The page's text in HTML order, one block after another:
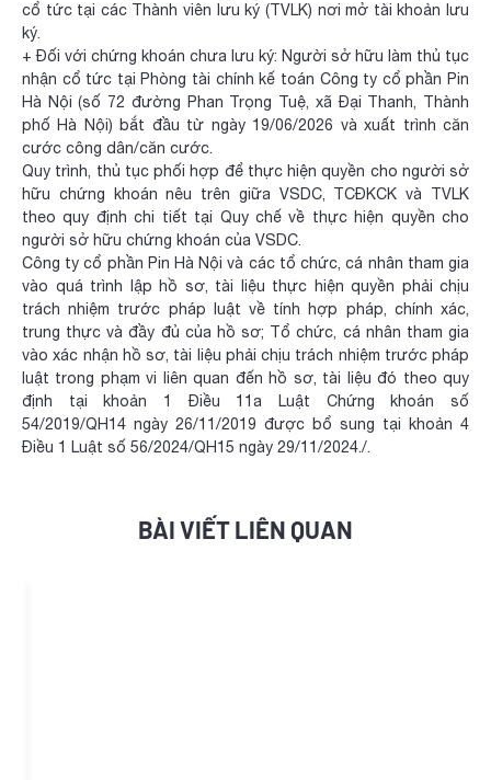
cổ tức tại các Thành viên lưu ký (TVLK) nơi mở tài khoản lưu
ký.
+ Đối với chứng khoán chưa lưu ký: Người sở hữu làm thủ tục
nhận cổ tức tại Phòng tài chính kế toán Công ty cổ phần Pin
Hà Nội (số 72 đường Phan Trọng Tuệ, xã Đại Thanh, Thành
phố Hà Nội) bắt đầu từ ngày 19/06/2026 và xuất trình căn
cước công dân/căn cước.
Quy trình, thủ tục phối hợp để thực hiện quyền cho người sở
hữu chứng khoán nêu trên giữa VSDC, TCĐKCK và TVLK
theo quy định chi tiết tại Quy chế về thực hiện quyền cho
người sở hữu chứng khoán của VSDC.
Công ty cổ phần Pin Hà Nội và các tổ chức, cá nhân tham gia
vào quá trình lập hồ sơ, tài liệu thực hiện quyền phải chịu
trách nhiệm trước pháp luật về tính hợp pháp, chính xác,
trung thực và đầy đủ của hồ sơ; Tổ chức, cá nhân tham gia
vào xác nhận hồ sơ, tài liệu phải chịu trách nhiệm trước pháp
luật trong phạm vi liên quan đến hồ sơ, tài liệu đó theo quy
định tại khoản 1 Điều 11a Luật Chứng khoán số
54/2019/QH14 ngày 26/11/2019 được bổ sung tại khoản 4
Điều 1 Luật số 56/2024/QH15 ngày 29/11/2024./.
BÀI VIẾT LIÊN QUAN